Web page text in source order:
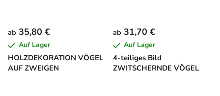
HOLZDEKORATION VÖGEL
AUF ZWEIGEN
ab 35,80 €
Auf Lager
4-teiliges Bild
ZWITSCHERNDE VÖGEL
ab 31,70 €
Auf Lager